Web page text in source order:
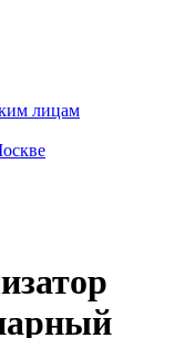
лицам